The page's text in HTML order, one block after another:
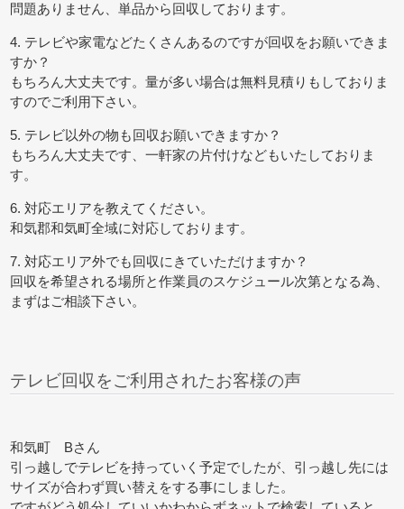
問題ありません、単品から回収しております。
4. テレビや家電などたくさんあるのですが回収をお願いできま
すか？
もちろん大丈夫です。量が多い場合は無料見積りもしておりま
すのでご利用下さい。
5. テレビ以外の物も回収お願いできますか？
もちろん大丈夫です、一軒家の片付けなどもいたしておりま
す。
6. 対応エリアを教えてください。
和気郡和気町全域に対応しております。
7. 対応エリア外でも回収にきていただけますか？
回収を希望される場所と作業員のスケジュール次第となる為、
まずはご相談下さい。
テレビ回収をご利用されたお客様の声
和気町 Bさん
引っ越しでテレビを持っていく予定でしたが、引っ越し先には
サイズが合わず買い替えをする事にしました。